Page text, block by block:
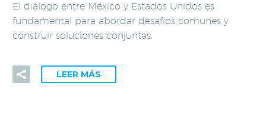
El diálogo entre México y Estados Unidos es
fundamental para abordar desafíos comunes y
construir soluciones conjuntas.
LEER MÁS